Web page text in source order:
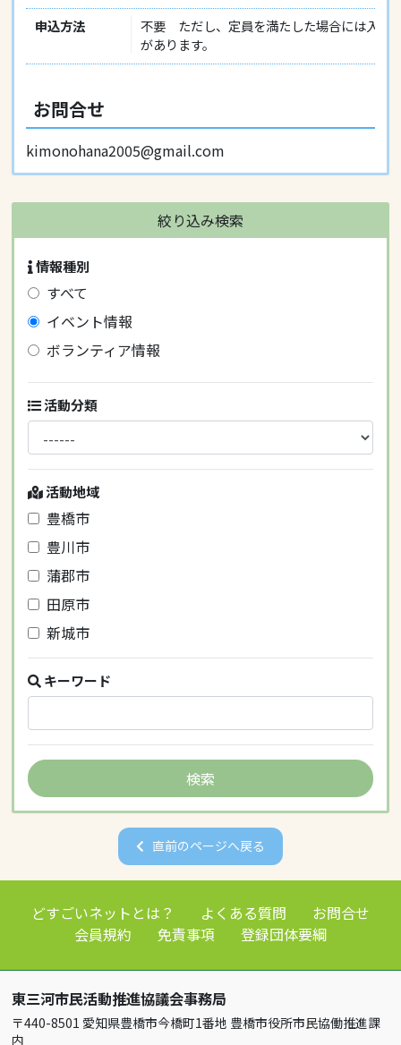
申込方法
不要 ただし、定員を満たした場合には入場
があります。
お問合せ
kimonohana2005@gmail.com
絞り込み検索
情報種別
すべて
イベント情報
ボランティア情報
活動分類
活動地域
豊橋市
豊川市
蒲郡市
田原市
新城市
キーワード
直前のページへ戻る
どすごいネットとは？ よくある質問
お問合せ
会員規約
免責事項 登録団体要綱
東三河市民活動推進協議会事務局
〒440-8501 愛知県豊橋市今橋町1番地 豊橋市役所市民協働推進課
内